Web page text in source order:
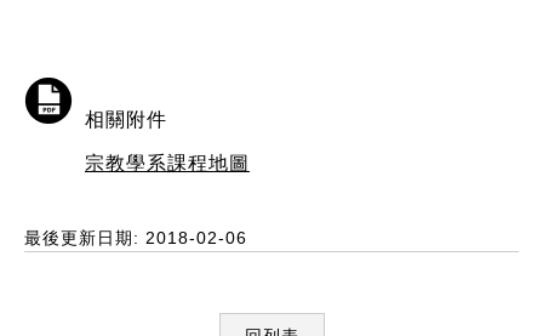
相關附件
宗教學系課程地圖
最後更新日期: 2018-02-06